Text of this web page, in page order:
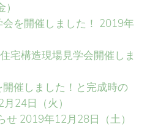
を開催しました！ 2019年
宅構造現場見学会開催しま
催しました！と完成時の
24日（火）
せ 2019年12月28日（土）